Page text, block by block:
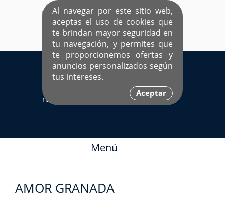
Al navegar por este sitio web,
aceptas el uso de cookies que
te brindan mayor seguridad en
tu navegación, y permites que
te proporcionemos ofertas y
anuncios personalizados según
tus intereses.
Aceptar
EL ÚNICO SITIO DEDICADO A SOLTEROS
HISPANOS COMO TÚ
Ingresa aquí
Sí ya estás
registrado
Menú
AMOR GRANADA